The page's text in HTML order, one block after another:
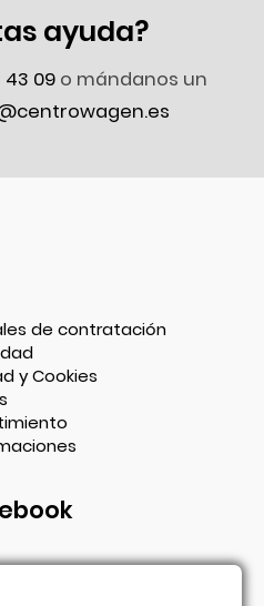
ayuda?
43 09o mándanos un
de contratación
y Cookies